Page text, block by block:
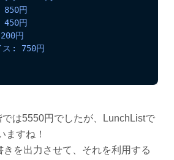
円
円
円
ス: 750円
は5550円でしたが、LunchListで
ますね！
きを出力させて、それを利用する